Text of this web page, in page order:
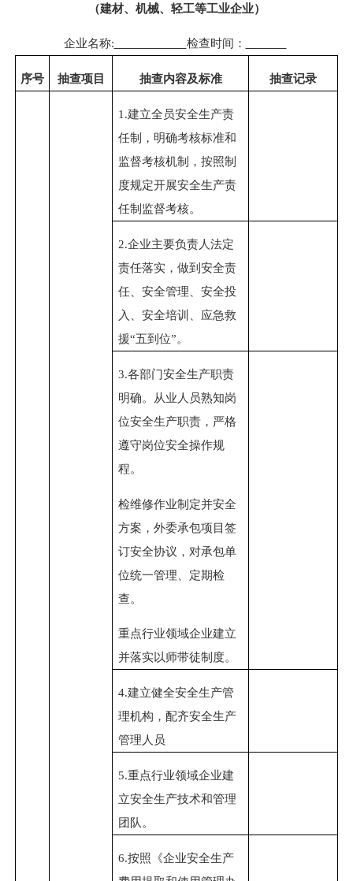
（建材、机械、轻工等工业企业）
企业名称: 检查时间：
序号 抽查项目 抽查内容及标准 抽查记录
1.建立全员安全生产责
任制，明确考核标准和
监督考核机制，按照制
度规定开展安全生产责
任制监督考核。
2.企业主要负责人法定
责任落实，做到安全责
任、安全管理、安全投
入、安全培训、应急救
援“五到位”。
3.各部门安全生产职责
明确。从业人员熟知岗
位安全生产职责，严格
遵守岗位安全操作规
程。
检维修作业制定并安全
方案，外委承包项目签
订安全协议，对承包单
位统一管理、定期检
查。
重点行业领域企业建立
并落实以师带徒制度。
4.建立健全安全生产管
理机构，配齐安全生产
管理人员
5.重点行业领域企业建
立安全生产技术和管理
团队。
6.按照《企业安全生产